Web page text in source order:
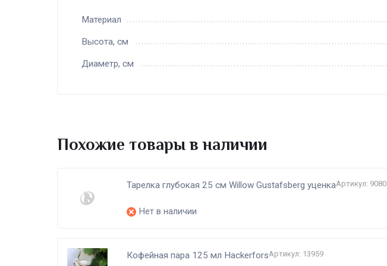
Материал
Высота, см
Диаметр, см
Похожие товары в наличии
Тарелка глубокая 25 см Willow Gustafsberg уценкаАртикул: 9080
Нет в наличии
Кофейная пара 125 мл HackerforsАртикул: 13959